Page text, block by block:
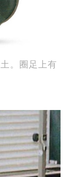
。圈足上有